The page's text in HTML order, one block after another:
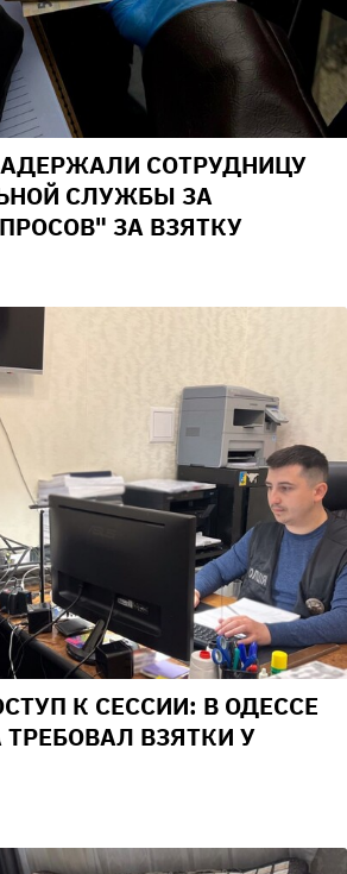
СОТРУДНИЦУ
СЛУЖБЫ ЗА
ЗА ВЗЯТКУ
К СЕССИИ: В ОДЕССЕ
ВЗЯТКИ У